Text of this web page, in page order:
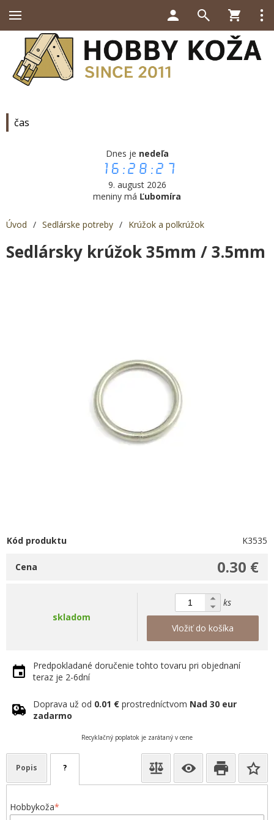
čas
Dnes je nedeľa
16:28:28
9. august 2026
meniny má Ľubomíra
Úvod / Sedlárske potreby / Krúžok a polkrúžok
Sedlársky krúžok 35mm / 3.5mm
Kód produktu K3535
0.30 €
Cena
skladom
ks
Vložiť do košíka
Predpokladané doručenie tohto tovaru pri objednaní
teraz je 2-6dní
Doprava už od 0.01 € prostredníctvom Nad 30 eur
zadarmo
Recyklačný poplatok je zarátaný v cene
Popis ?
Hobbykoža*